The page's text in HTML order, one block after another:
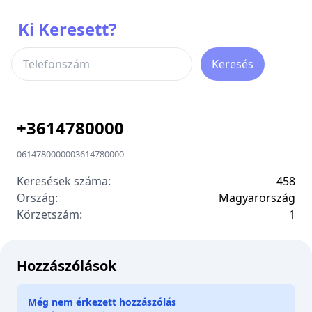
Ki Keresett?
Keresés
+3614780000
0614780000003614780000
Keresések száma:
458
Ország:
Magyarország
Körzetszám:
1
Hozzászólások
Még nem érkezett hozzászólás